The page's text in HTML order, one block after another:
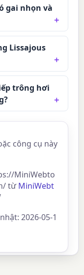
gai nhọn và
Lissajous
trông hơi
công cụ này
MiniWebto
từMiniWebt
2026-05-1